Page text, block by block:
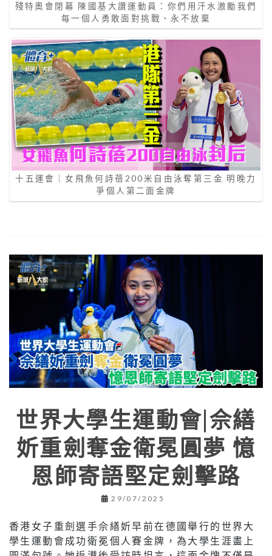
殘特奧會閉幕 陳國基大讚運動員：你們用汗水激勵我們
每一個人勇敢面對挑戰、永不放棄
十五運會｜女飛魚何詩蓓200米自由泳奪第三金 明晚力
爭個人第二面金牌
世界大學生運動會|佘繕
妡重劍奪金衛冕圓夢 憶
恩師寄語堅定劍擊路
29/07/2025
香港女子重劍選手佘繕妡早前在德國舉行的世界大
學生運動會成功衛冕個人賽金牌，為大學生涯畫上